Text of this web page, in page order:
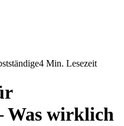
4 Min. Lesezeit
Was wirklich